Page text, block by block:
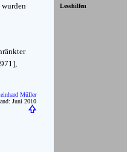
Müller
Juni 2010
Lesehilfen